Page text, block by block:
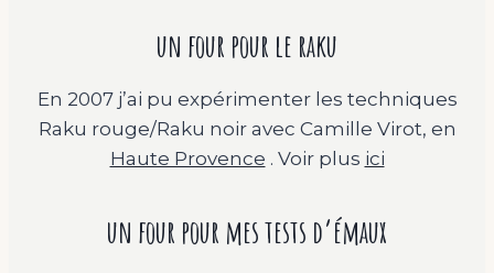
un four pour le raku
En 2007 j’ai pu expérimenter les techniques
Raku rouge/Raku noir avec Camille Virot, en
Haute Provence . Voir plus ici
un four pour mes tests d’émaux